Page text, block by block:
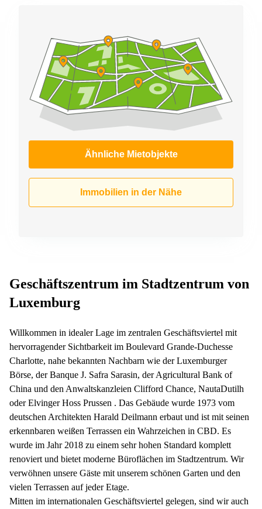
Ähnliche Mietobjekte
Immobilien in der Nähe
Geschäftszentrum im Stadtzentrum von
Luxemburg
Willkommen in idealer Lage im zentralen Geschäftsviertel mit
hervorragender Sichtbarkeit im Boulevard Grande-Duchesse
Charlotte, nahe bekannten Nachbarn wie der Luxemburger
Börse, der Banque J. Safra Sarasin, der Agricultural Bank of
China und den Anwaltskanzleien Clifford Chance, NautaDutilh
oder Elvinger Hoss Prussen . Das Gebäude wurde 1973 vom
deutschen Architekten Harald Deilmann erbaut und ist mit seinen
erkennbaren weißen Terrassen ein Wahrzeichen in CBD. Es
wurde im Jahr 2018 zu einem sehr hohen Standard komplett
renoviert und bietet moderne Büroflächen im Stadtzentrum. Wir
verwöhnen unsere Gäste mit unserem schönen Garten und den
vielen Terrassen auf jeder Etage.
Mitten im internationalen Geschäftsviertel gelegen, sind wir auch